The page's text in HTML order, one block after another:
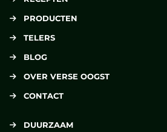
PRODUCTEN
TELERS
BLOG
OVER VERSE OOGST
CONTACT
DUURZAAM